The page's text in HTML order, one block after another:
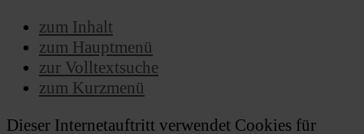
zum Inhalt
zum Hauptmenü
zur Volltextsuche
zum Kurzmenü
Dieser Internetauftritt verwendet Cookies für